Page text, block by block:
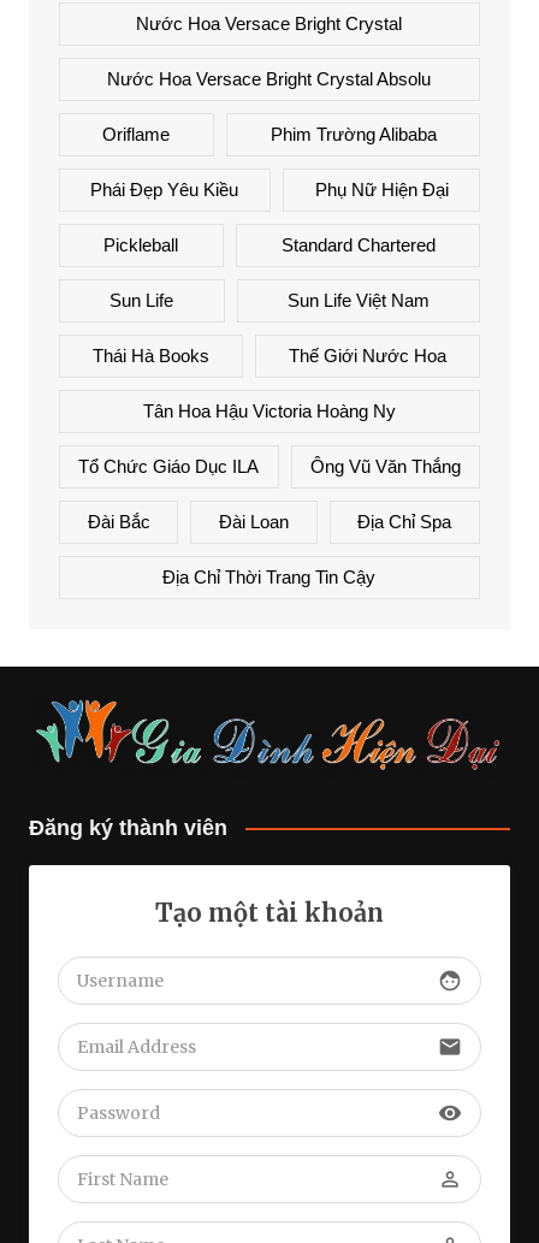
Nước Hoa Versace Bright Crystal
Nước Hoa Versace Bright Crystal Absolu
Oriflame Phim Trường Alibaba
Phái Đẹp Yêu Kiều Phụ Nữ Hiện Đại
Pickleball Standard Chartered
Sun Life Sun Life Việt Nam
Thái Hà Books Thế Giới Nước Hoa
Tân Hoa Hậu Victoria Hoàng Ny
Tổ Chức Giáo Dục ILA Ông Vũ Văn Thắng
Đài Bắc Đài Loan Địa Chỉ Spa
Địa Chỉ Thời Trang Tin Cậy
Đăng ký thành viên
Tạo một tài khoản
face
email
visibility
perm_identity